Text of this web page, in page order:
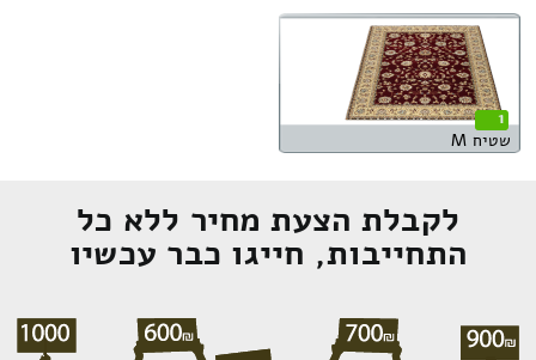
1
שטיח M
לקבלת הצעת מחיר ללא כל
התחייבות, חייגו כבר עכשיו